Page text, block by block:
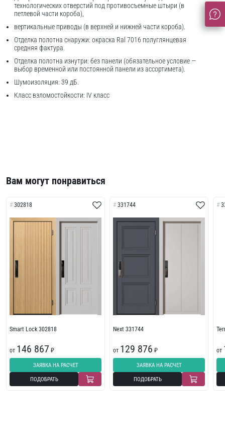
технологических отверстий под противосъемные штыри (в
петлевой части короба),
вертикальные приводы (в верхней и нижней части короба).
Отделка полотна снаружи: окраска Ral 7016 полуглянцевая
средняя фактура.
Отделка полотна изнутри: без панели (обязательное условие —
выбор временной или постоянной панели из ассортимета).
Шумоизоляция: 39 дБ.
Класс взломостойкости: IV класс
Вам могут понравиться
302818
Smart Lock 302818
от 146 867 ₽
ЗАЯВКА НА РАСЧЕТ
ПОДОБРАТЬ
331744
Next 331744
от 129 876 ₽
ЗАЯВКА НА РАСЧЕТ
ПОДОБРАТЬ
от